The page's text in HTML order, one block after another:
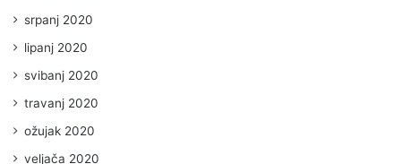
srpanj 2020
lipanj 2020
svibanj 2020
travanj 2020
ožujak 2020
veljača 2020